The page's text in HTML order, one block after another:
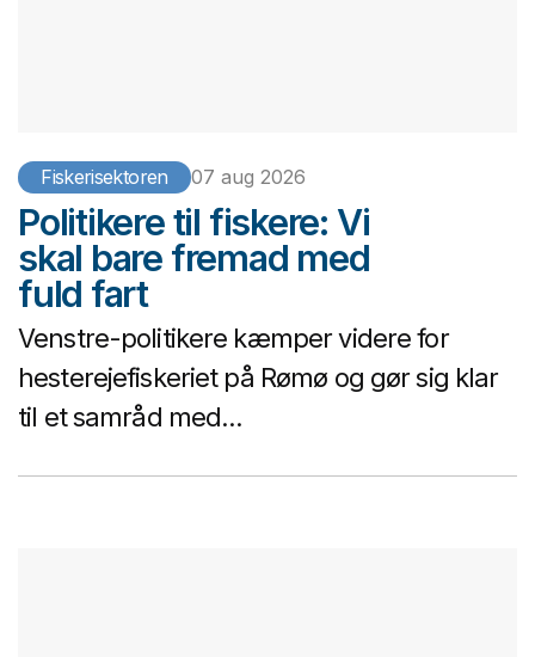
Fiskerisektoren 07 aug 2026
Politikere til fiskere: Vi
skal bare fremad med
fuld fart
Venstre-politikere kæmper videre for
hesterejefiskeriet på Rømø og gør sig klar
til et samråd med...